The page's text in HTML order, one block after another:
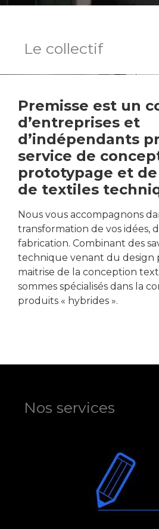
Le collectif
Premisse est un
d’entreprises et
d’indépendants
service de
prototypage et
de textiles
Nous vous accompagnons
transformation de vos idées,
fabrication. Combinant des
technique venant du design
maitrise de la conception
sommes spécialisés dans la
produits « hybrides ».
Nos services